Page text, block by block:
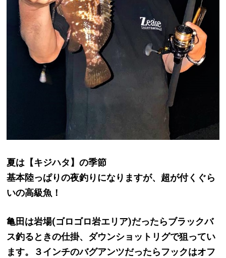
夏は【キジハタ】の季節
基本陸っぱりの夜釣りになりますが、超が付くぐら
いの高級魚！
亀田は岩場(ゴロゴロ岩エリア)だったらブラックバ
ス釣るときの仕掛、ダウンショットリグで狙ってい
ます。３インチのバグアンツだったらフックはオフ